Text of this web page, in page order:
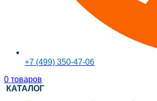
+7 (499) 350-47-06
0 товаров
КАТАЛОГ